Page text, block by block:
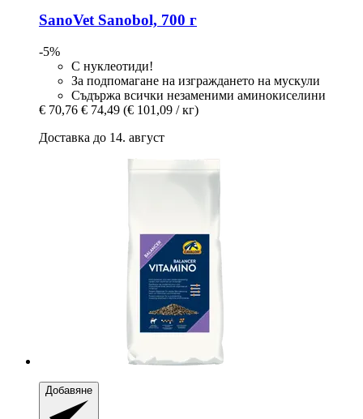
SanoVet Sanobol, 700 г
-5%
С нуклеотиди!
За подпомагане на изграждането на мускули
Съдържа всички незаменими аминокиселини
€ 70,76 € 74,49 (€ 101,09 / кг)
Доставка до 14. август
Добавяне